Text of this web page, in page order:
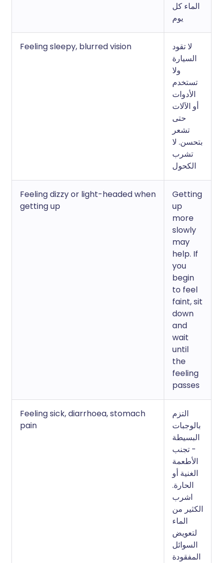
الماء كل
يوم
Feeling sleepy, blurred vision
لا تقود
السيارة
ولا
تستخدم
الأدوات
أو الآلات
حتى
تشعر
بتحسن. لا
تشرب
الكحول
Feeling dizzy or light-headed when
getting up
Getting
up
more
slowly
may
help. If
you
begin
to feel
faint, sit
down
and
wait
until
the
feeling
passes
Feeling sick, diarrhoea, stomach
pain
التزم
بالوجبات
البسيطة
- تجنب
الأطعمة
الغنية أو
الحارة.
اشرب
الكثير من
الماء
لتعويض
السوائل
المفقودة